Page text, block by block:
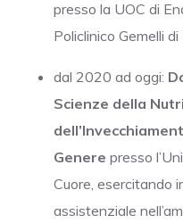
presso la UOC di
Policlinico Gemelli di
dal 2020 ad oggi:
Scienze della
Genere presso
Cuore, esercitando
assistenziale